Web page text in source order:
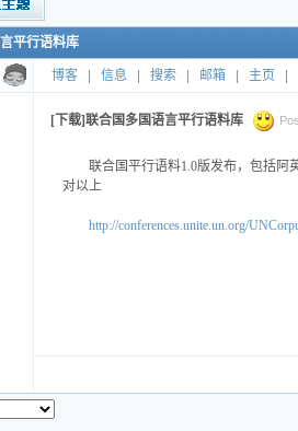
平行语料库
博客 信息 搜索 邮箱 主页
[下载]联合国多国语言平行语料库
联合国平行语料1.0版发布，包括阿
对以上
http://conferences.unite.un.org/